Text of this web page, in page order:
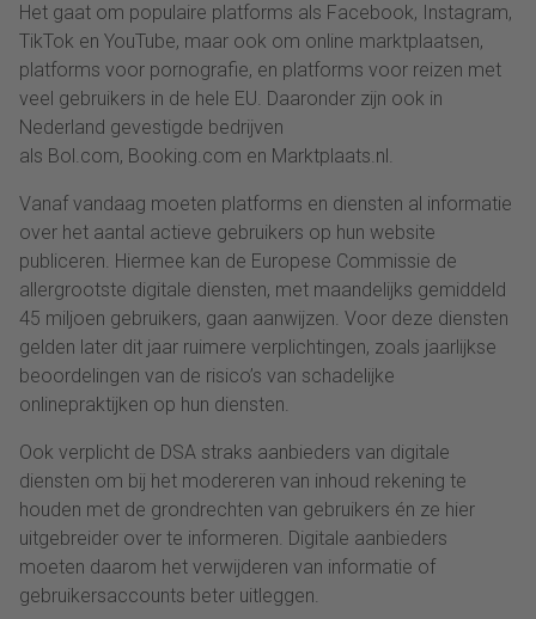
Het gaat om populaire platforms als Facebook, Instagram,
TikTok en YouTube, maar ook om online marktplaatsen,
platforms voor pornografie, en platforms voor reizen met
veel gebruikers in de hele EU. Daaronder zijn ook in
Nederland gevestigde bedrijven
als Bol.com, Booking.com en Marktplaats.nl.
Vanaf vandaag moeten platforms en diensten al informatie
over het aantal actieve gebruikers op hun website
publiceren. Hiermee kan de Europese Commissie de
allergrootste digitale diensten, met maandelijks gemiddeld
45 miljoen gebruikers, gaan aanwijzen. Voor deze diensten
gelden later dit jaar ruimere verplichtingen, zoals jaarlijkse
beoordelingen van de risico’s van schadelijke
onlinepraktijken op hun diensten.
Ook verplicht de DSA straks aanbieders van digitale
diensten om bij het modereren van inhoud rekening te
houden met de grondrechten van gebruikers én ze hier
uitgebreider over te informeren. Digitale aanbieders
moeten daarom het verwijderen van informatie of
gebruikersaccounts beter uitleggen.